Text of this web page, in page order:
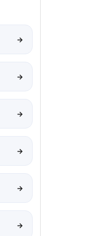
→
→
→
→
→
→